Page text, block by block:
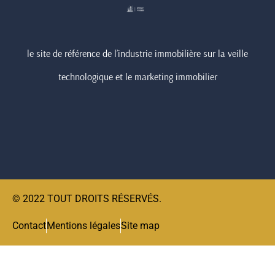
le site de référence de l’industrie immobilière sur la veille
technologique et le marketing immobilier
© 2022 TOUT DROITS RÉSERVÉS.
ContactMentions légalesSite map